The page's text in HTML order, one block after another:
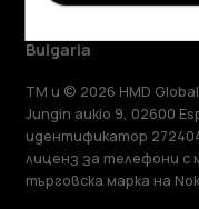
Bulgaria
TM и © 2026 HMD
Jungin aukio 9, 02600
идентификатор
лиценз за телефони с
търговска марка на